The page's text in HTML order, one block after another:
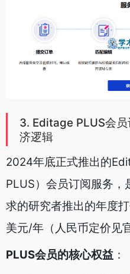
3. Editage PLUS会
济逻辑
2024年底正式推出的
PLUS）会员订阅服务，
求的研究者推出的年度
美元/年（人民币定价见
PLUS会员的核心权益 ：